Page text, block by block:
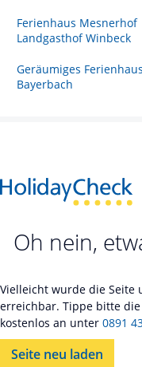
Ferienhaus Mesnerhof
Landgasthof Winbeck
Geräumiges
Bayerbach
Oh nein,
Vielleicht wurde die Seite
erreichbar. Tippe bitte
kostenlos an unter 0891
Seite neu laden